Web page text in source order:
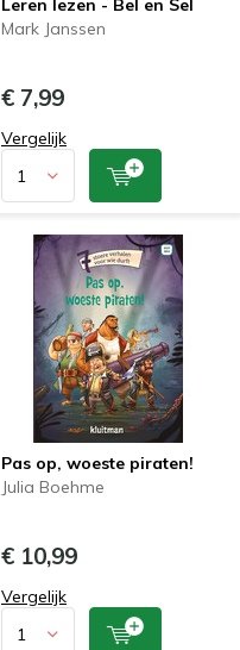
Leren lezen - Bel en Sel
Mark Janssen
€ 7,99
Vergelijk
Pas op, woeste piraten!
Julia Boehme
€ 10,99
Vergelijk